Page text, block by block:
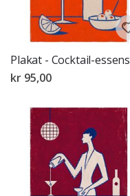
Plakat - Cocktail-essens
kr 95,00